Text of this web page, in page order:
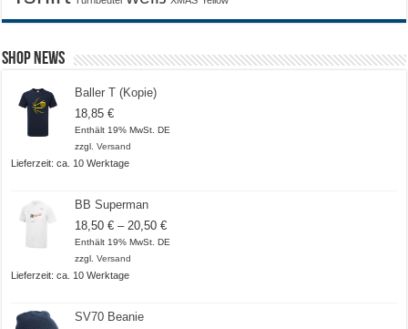
Shop News
Baller T (Kopie)
18,85€
Enthält 19% MwSt. DE
zzgl.Versand
Lieferzeit: ca. 10 Werktage
BB Superman
18,50€ – 20,50€Preisspanne:
18,50 €
Enthält 19% MwSt. DE
zzgl.Versand
Lieferzeit: ca. 10 Werktage
SV70 Beanie